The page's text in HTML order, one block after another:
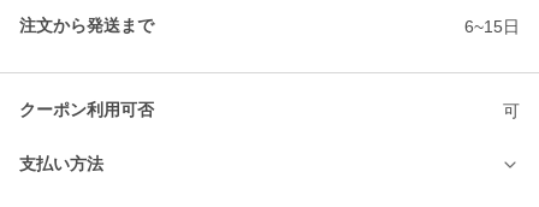
注文から発送まで 6~15日
クーポン利用可否 可
支払い方法